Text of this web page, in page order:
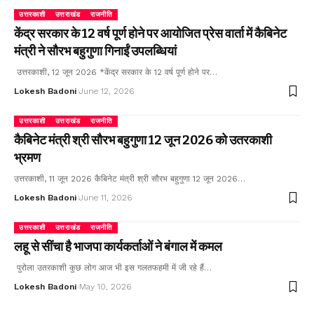
उत्तरकाशी उत्तराखंड राजनीति
केंद्र सरकार के 12 वर्ष पूर्ण होने पर आयोजित प्रेस वार्ता में कैबिनेट
मंत्री ने सौरभ बहुगुणा गिनाईं उपलब्धियां
उत्तरकाशी, 12 जून 2026 *केंद्र सरकार के 12 वर्ष पूर्ण होने पर…
Lokesh Badoni June 12, 2026
उत्तरकाशी उत्तराखंड राजनीति
कैबिनेट मंत्री श्री सौरभ बहुगुणा 12 जून 2026 को उतरकाशी
भ्रमण
उत्तरकाशी, 11 जून 2026 कैबिनेट मंत्री श्री सौरभ बहुगुणा 12 जून 2026…
Lokesh Badoni June 11, 2026
उत्तरकाशी उत्तराखंड राजनीति
लहू से सींचा है भाजपा कार्यकर्ताओं ने बंगाल में कमल
पुरोला उतरकाशी कुछ लोग आज भी इस गलतफहमी में जी रहे हैं…
Lokesh Badoni May 10, 2026